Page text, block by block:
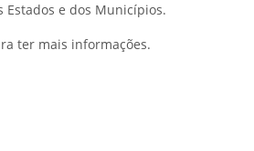
Estados e dos Municípios.
ter mais informações.